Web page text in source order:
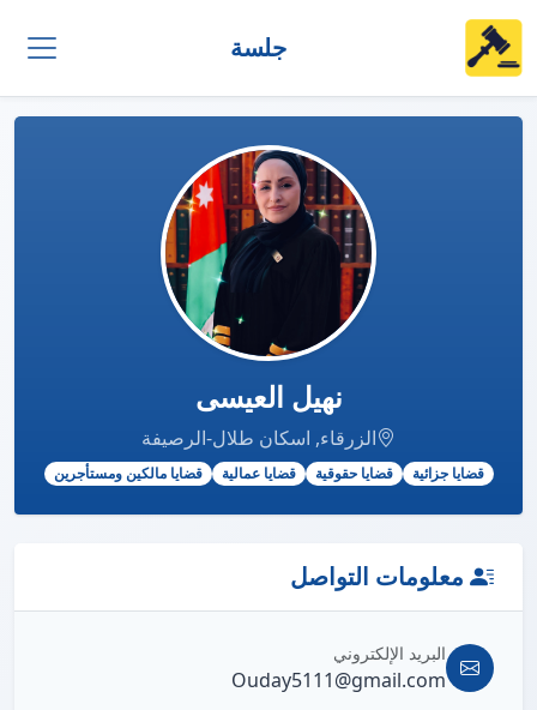
جلسة
نهيل العيسى
الزرقاء, اسكان طلال-الرصيفة
قضايا جزائية قضايا حقوقية قضايا عمالية قضايا مالكين ومستأجرين
معلومات التواصل
البريد الإلكتروني
Ouday5111@gmail.com